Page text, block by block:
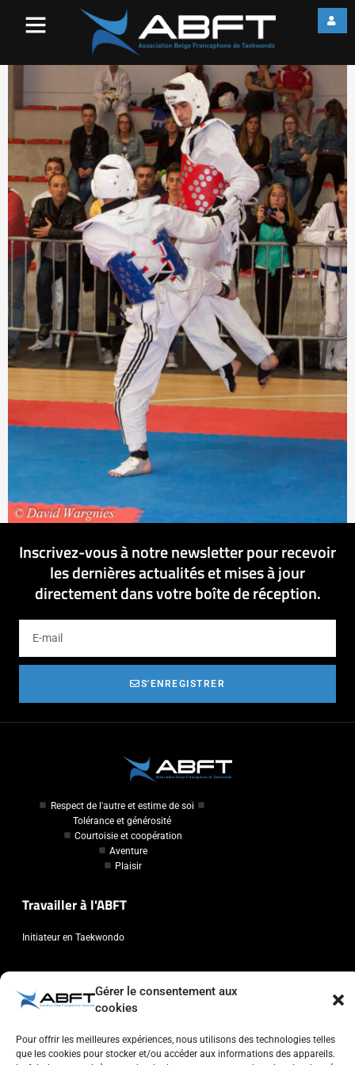
Gérer le consentement aux
cookies
Pour offrir les meilleures expériences, nous utilisons des technologies telles
que les cookies pour stocker et/ou accéder aux informations des appareils.
Inscrivez-vous à notre newsletter pour recevoir
les dernières actualités et mises à jour
directement dans votre boîte de réception.
S'ENREGISTRER
Respect de l'autre et estime de soi
Tolérance et générosité
Courtoisie et coopération
Aventure
Plaisir
Travailler à l'ABFT
Initiateur en Taekwondo
Contact
Association Belge Francophone de Taekwondo
info@abft.be